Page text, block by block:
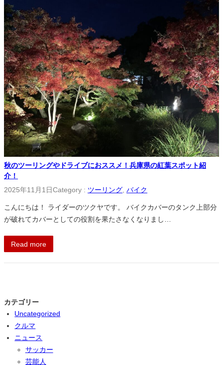
秋のツーリングやドライブにおススメ！兵庫県の紅葉スポット紹
介！
2025年11月1日Category : ツーリング, バイク
こんにちは！ ライダーのツクヤです。 バイクカバーのタンク上部分
が破れてカバーとしての役割を果たさなくなりまし…
Read more
カテゴリー
Uncategorized
クルマ
ニュース
サッカー
芸能人